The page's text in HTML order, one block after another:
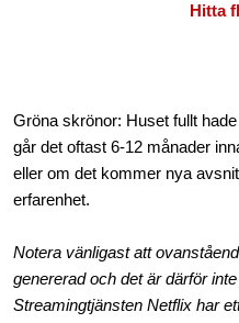
Hitta
Gröna skrönor: Huset fullt
går det oftast 6-12 månader
eller om det kommer nya
erfarenhet.
Notera vänligast att
genererad och det är därför
Streamingtjänsten Netflix har